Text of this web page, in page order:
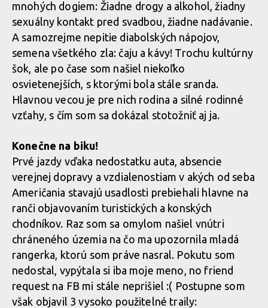
mnohých dogiem: Žiadne drogy a alkohol, žiadny
sexuálny kontakt pred svadbou, žiadne nadávanie.
A samozrejme nepitie diabolských nápojov,
semena všetkého zla: čaju a kávy! Trochu kultúrny
šok, ale po čase som našiel niekoľko
osvietenejších, s ktorými bola stále sranda.
Hlavnou vecou je pre nich rodina a silné rodinné
vzťahy, s čím som sa dokázal stotožniť aj ja.
Konečne na biku!
Prvé jazdy vďaka nedostatku auta, absencie
verejnej dopravy a vzdialenostiam v akých od seba
Američania stavajú usadlosti prebiehali hlavne na
ranči objavovaním turistických a konských
chodníkov. Raz som sa omylom našiel vnútri
chráneného územia na čo ma upozornila mladá
rangerka, ktorú som práve nasral. Pokutu som
nedostal, vypýtala si iba moje meno, no friend
request na FB mi stále neprišiel :( Postupne som
však objavil 3 vysoko použitelné traily: